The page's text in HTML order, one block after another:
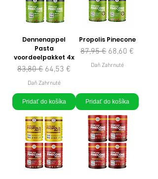
Dennenappel
Pasta
voordeelpakket 4x
Normálna cena
83,80 € Zľavnená cena
64,53 €
Daň Zahrnuté
Pridať do košíka
Propolis Pinecone
Normálna cena
87,95 € Zľavnená cena
68,60 €
Daň Zahrnuté
Pridať do košíka